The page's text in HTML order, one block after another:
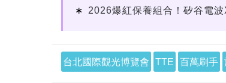
2026爆紅保養組合！矽谷電
台北國際觀光博覽會 TTE 百萬刷手